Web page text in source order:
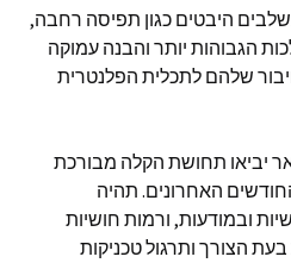
היבטים כגון תפיסה רחבה,
הגבוהות יותר והבנה עמוקה
שלהם לתכלית הפלנטרית
יביאו תחושת הקלה מבורכת
האחרונים. תהיה
ובמודעות, ורמות חושיות
הצורך ותרגול טכניקות